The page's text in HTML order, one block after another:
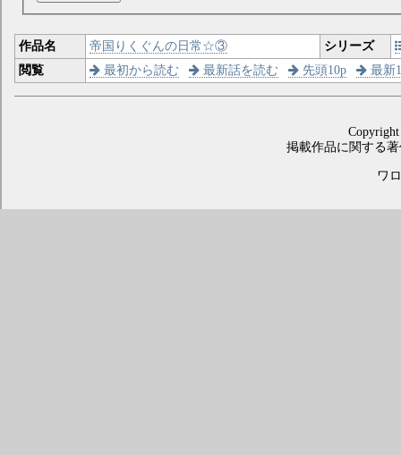
作品名 帝国りくぐんの日常☆③
シリーズ
閲覧
最初から読む 最新話を読む 先頭10p 最新
掲載作品に関する
ワ